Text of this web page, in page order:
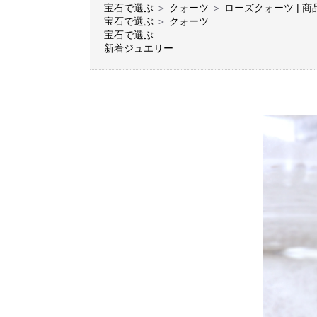
宝石で選ぶ ＞ クォーツ ＞ ローズクォーツ | 商
宝石で選ぶ ＞ クォーツ
宝石で選ぶ
新着ジュエリー